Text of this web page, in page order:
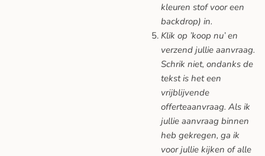
kleuren stof voor een
backdrop) in.
Klik op ’koop nu’ en
verzend jullie aanvraag.
Schrik niet, ondanks de
tekst is het een
vrijblijvende
offerteaanvraag. Als ik
jullie aanvraag binnen
heb gekregen, ga ik
voor jullie kijken of alle